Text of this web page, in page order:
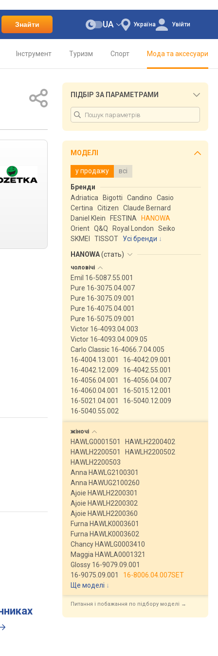
Знайти Україна
UA Увійти
Інструмент Туризм Спорт Мода та аксесуари
ПІДБІР ЗА ПАРАМЕТРАМИ
МОДЕЛІ
у продажу всі
Бренди
Adriatica
Bigotti Candino
Casio
Certina
Citizen
Claude Bernard
Daniel Klein
FESTINA
HANOWA
Orient Q&Q Royal London
Seiko
SKMEI
TISSOT
Усі бренди
HANOWA(стать)
чоловічі
Emil 16-5087.55.001
Pure 16-3075.04.007
Pure 16-3075.09.001
Pure 16-4075.04.001
Pure 16-5075.09.001
Victor 16-4093.04.003
Victor 16-4093.04.009.05
Carlo Classic 16-4066.7.04.005
16-4004.13.001
16-4042.09.001
16-4042.12.009
16-4042.55.001
16-4056.04.001
16-4056.04.007
16-4060.04.001
16-5015.12.001
16-5021.04.001
16-5040.12.009
16-5040.55.002
жіночі
HAWLG0001501
HAWLH2200402
HAWLH2200501
HAWLH2200502
HAWLH2200503
Anna HAWLG2100301
Anna HAWUG2100260
Ajoie HAWLH2200301
Ajoie HAWLH2200302
Ajoie HAWLH2200360
Furna HAWLK0003601
Furna HAWLK0003602
Chancy HAWLG0003410
Maggia HAWLA0001321
Glossy 16-9079.09.001
16-9075.09.001
16-8006.04.007SET
Ще моделі ↓
Питання і побажання по підбору моделі →